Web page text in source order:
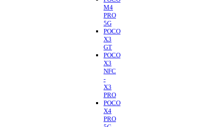
M4
PRO
5G
POCO
X3
GT
POCO
X3
NFC
-
X3
PRO
POCO
X4
PRO